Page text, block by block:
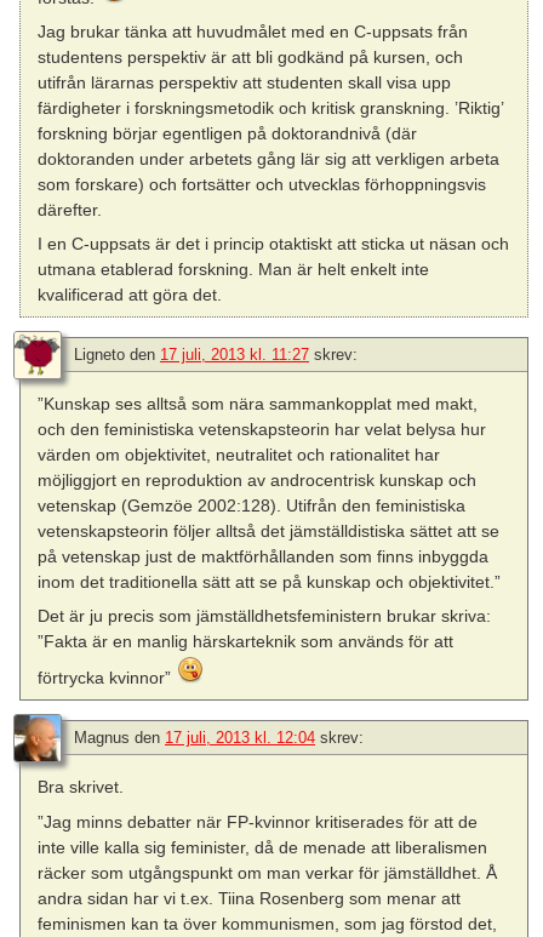
Jag brukar tänka att huvudmålet med en C-uppsats från
studentens perspektiv är att bli godkänd på kursen, och
utifrån lärarnas perspektiv att studenten skall visa upp
färdigheter i forskningsmetodik och kritisk granskning. ’Riktig’
forskning börjar egentligen på doktorandnivå (där
doktoranden under arbetets gång lär sig att verkligen arbeta
som forskare) och fortsätter och utvecklas förhoppningsvis
därefter.
I en C-uppsats är det i princip otaktiskt att sticka ut näsan och
utmana etablerad forskning. Man är helt enkelt inte
kvalificerad att göra det.
Ligneto den 17 juli, 2013 kl. 11:27 skrev:
”Kunskap ses alltså som nära sammankopplat med makt,
och den feministiska vetenskapsteorin har velat belysa hur
värden om objektivitet, neutralitet och rationalitet har
möjliggjort en reproduktion av androcentrisk kunskap och
vetenskap (Gemzöe 2002:128). Utifrån den feministiska
vetenskapsteorin följer alltså det jämställdistiska sättet att se
på vetenskap just de maktförhållanden som finns inbyggda
inom det traditionella sätt att se på kunskap och objektivitet.”
Det är ju precis som jämställdhetsfeministern brukar skriva:
”Fakta är en manlig härskarteknik som används för att
förtrycka kvinnor”
Magnus den 17 juli, 2013 kl. 12:04 skrev:
Bra skrivet.
”Jag minns debatter när FP-kvinnor kritiserades för att de
inte ville kalla sig feminister, då de menade att liberalismen
räcker som utgångspunkt om man verkar för jämställdhet. Å
andra sidan har vi t.ex. Tiina Rosenberg som menar att
feminismen kan ta över kommunismen, som jag förstod det,